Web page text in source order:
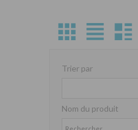
Trier par
Nom du produit